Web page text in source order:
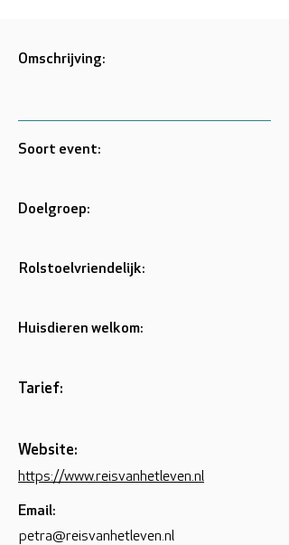
Omschrijving:
Soort event:
Doelgroep:
Rolstoelvriendelijk:
Huisdieren welkom:
Tarief:
Website:
https://www.reisvanhetleven.nl
Email:
petra@reisvanhetleven.nl